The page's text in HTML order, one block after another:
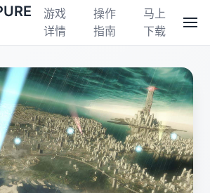
游戏
详情
操作
指南
马上
下载